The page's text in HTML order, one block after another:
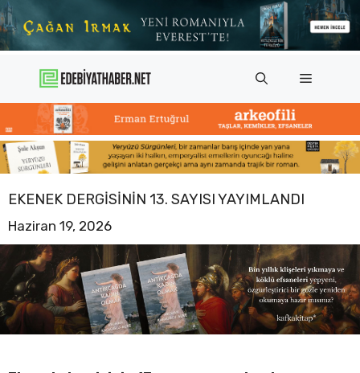
İçeriğe
atla
Menü
EKENEK DERGISININ 13. SAYISI YAYIMLANDI
Haziran 19, 2026